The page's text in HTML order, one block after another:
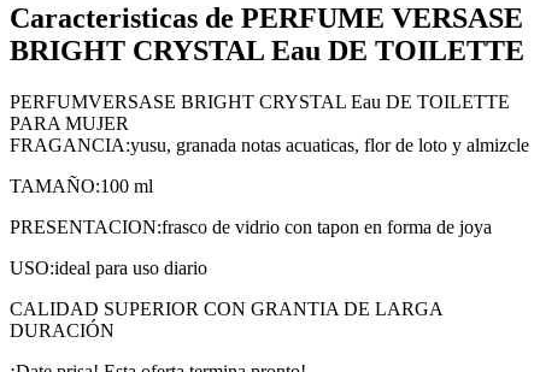
Caracteristicas de PERFUME VERSASE
BRIGHT CRYSTAL Eau DE TOILETTE
PERFUMVERSASE BRIGHT CRYSTAL Eau DE TOILETTE
PARA MUJER
FRAGANCIA:yusu, granada notas acuaticas, flor de loto y almizcle
TAMAÑO:100 ml
PRESENTACION:frasco de vidrio con tapon en forma de joya
USO:ideal para uso diario
CALIDAD SUPERIOR CON GRANTIA DE LARGA
DURACIÓN